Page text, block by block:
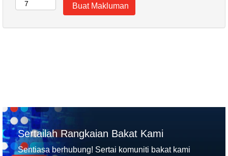
Sertailah Rangkaian Bakat Kami
Sentiasa berhubung! Sertai komuniti bakat kami